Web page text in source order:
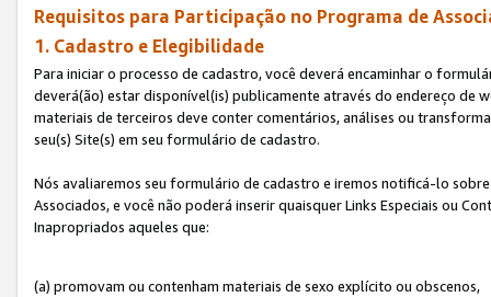
Requisitos para Participação no Programa de
1. Cadastro e Elegibilidade
Para iniciar o processo de cadastro, você deverá encaminhar o
deverá(ão) estar disponível(is) publicamente através do endereço
materiais de terceiros deve conter comentários, análises ou
seu(s) Site(s) em seu formulário de cadastro.
Nós avaliaremos seu formulário de cadastro e iremos notificá-lo
Associados, e você não poderá inserir quaisquer Links Especiais ou
Inapropriados aqueles que:
(a) promovam ou contenham materiais de sexo explícito ou obscenos,